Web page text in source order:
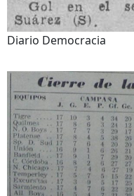
Diario Democracia